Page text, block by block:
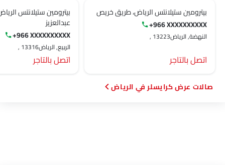
بيترومين ستيلانتس الرياض، طريق خريص
+966 XXXXXXXXXX
النهضة, الرياض‎, 13223
اتصل بالتاجر
بيترومين ستيلانتس
عبدالعزيز
+966 XXXXXXXXXX
الربيع, الرياض‎, 13316
اتصل بالتاجر
صالات عرض كرايسلر في الرياض‎